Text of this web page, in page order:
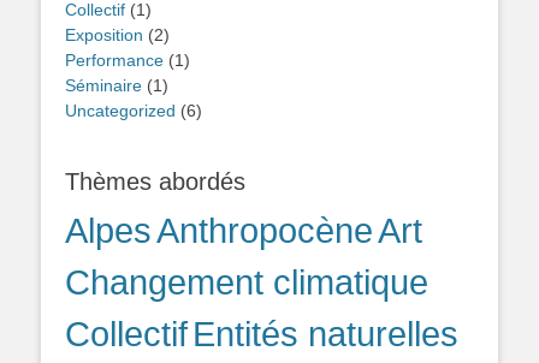
Collectif (1)
Exposition (2)
Performance (1)
Séminaire (1)
Uncategorized (6)
Thèmes abordés
AlpesAnthropocèneArt
Changement climatique
CollectifEntités naturelles